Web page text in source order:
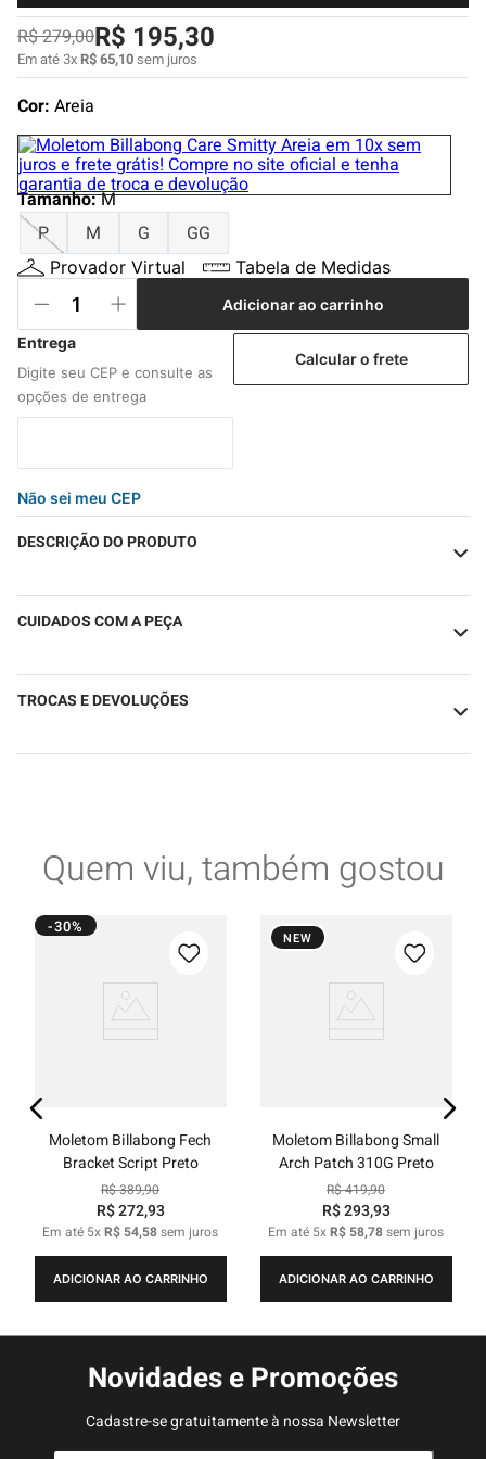
R$279,00R$ 195,30
Em até3xR$65,10sem juros
Cor: Areia
Tamanho:M
P
M G GG
Provador Virtual Tabela de Medidas
Adicionar ao carrinho
Não sei meu CEP
Calcular o frete
DESCRIÇÃO DO PRODUTO
CUIDADOS COM A PEÇA
TROCAS E DEVOLUÇÕES
Quem viu, também gostou
-30%
Moletom Billabong Fech
Bracket Script Preto
R$389,90
R$272,93
Em até 5xR$ 54,58sem juros
ADICIONAR AO CARRINHO
NEW
Moletom Billabong Small
Arch Patch 310G Preto
R$419,90
R$293,93
Em até 5xR$ 58,78sem juros
ADICIONAR AO CARRINHO
Novidades e Promoções
Cadastre-se gratuitamente à nossa Newsletter
4º
boardshort
5 º
camiseta
6º
bermuda
8º
carteira
9º
mochila
10
chinelo